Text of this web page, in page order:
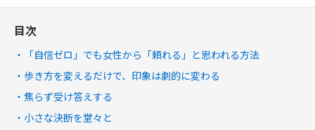
目次
「自信ゼロ」でも女性から「頼れる」と思われる方法
歩き方を変えるだけで、印象は劇的に変わる
焦らず受け答えする
小さな決断を堂々と